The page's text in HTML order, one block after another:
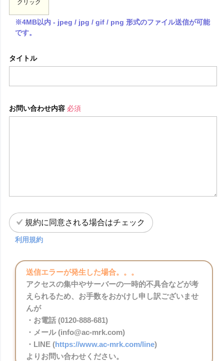
クリック
※4MB以内 - jpeg / jpg / gif / png 形式のファイル送信が可能
です。
タイトル
お問い合わせ内容 必須
規約に同意される場合はチェック
利用規約
送信エラーが発生した場合。。。
アクセスの集中やサーバーの一時的不具合などが考
えられるため、お手数をおかけし申し訳ございませ
んが
・お電話 (0120-888-681)
・メール (info@ac-mrk.com)
・LINE (https://www.ac-mrk.com/line)
よりお問い合わせください。